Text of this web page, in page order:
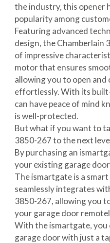
the industry, this opener
popularity among
Featuring advanced
design, the Chamberlain
of impressive
motor that ensures
allowing you to open
effortlessly. With its
can have peace of mind
is well-protected.
But what if you want to
3850-267 to the next
By purchasing an
your existing garage
The ismartgate is a
seamlessly integrates
3850-267, allowing you
your garage door
With the ismartgate, you
garage door with just a